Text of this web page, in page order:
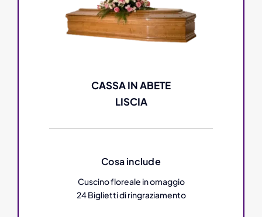
CASSA IN ABETE
LISCIA
Cosa include
Cuscino floreale in omaggio
24 Biglietti di ringraziamento